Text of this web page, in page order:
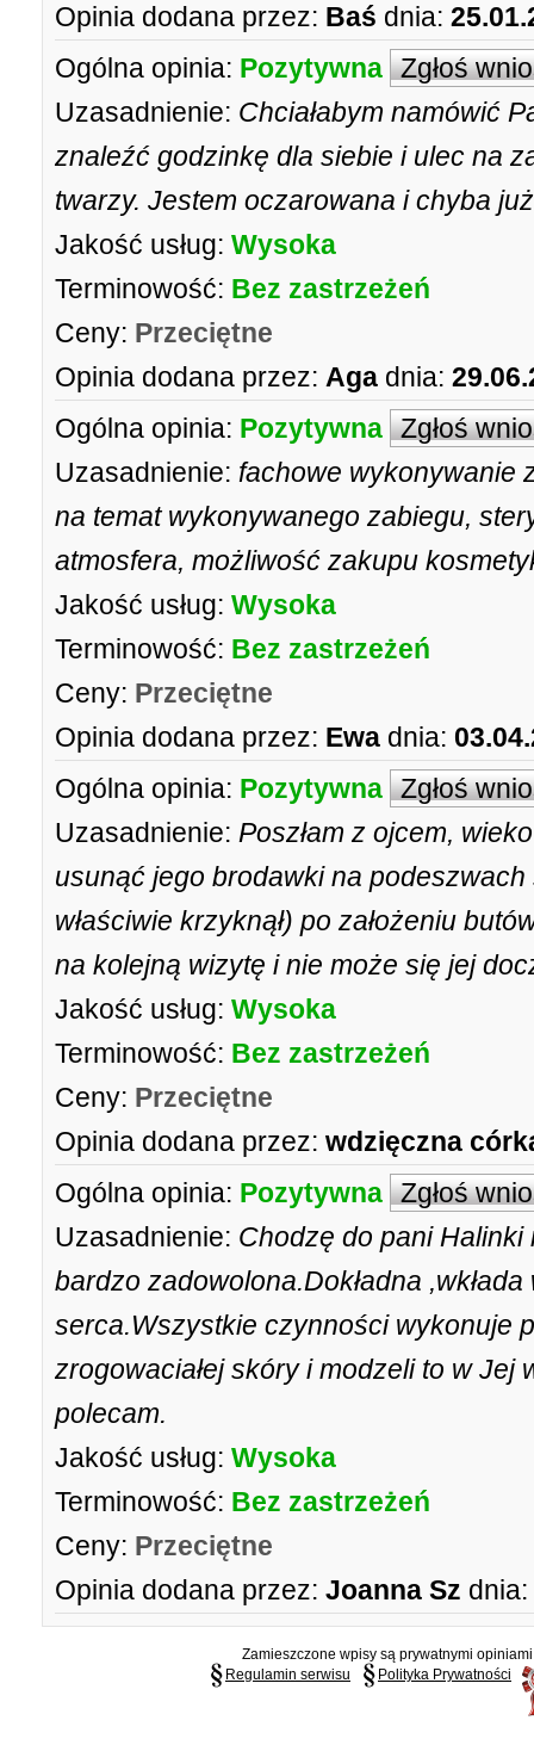
Opinia dodana przez: Baś dnia:
Ogólna opinia: Pozytywna Zgłoś
Uzasadnienie: Chciałabym namówić
znaleźć godzinkę dla siebie i ulec na
twarzy. Jestem oczarowana i chyba
Jakość usług: Wysoka
Terminowość: Bez zastrzeżeń
Ceny: Przeciętne
Opinia dodana przez: Aga dnia:
Ogólna opinia: Pozytywna Zgłoś
Uzasadnienie: fachowe wykonywanie
na temat wykonywanego zabiegu,
atmosfera, możliwość zakupu
Jakość usług: Wysoka
Terminowość: Bez zastrzeżeń
Ceny: Przeciętne
Opinia dodana przez: Ewa dnia:
Ogólna opinia: Pozytywna Zgłoś
Uzasadnienie: Poszłam z ojcem,
usunąć jego brodawki na
właściwie krzyknął) po założeniu
na kolejną wizytę i nie może się jej
Jakość usług: Wysoka
Terminowość: Bez zastrzeżeń
Ceny: Przeciętne
Opinia dodana przez: wdzięczna
Ogólna opinia: Pozytywna Zgłoś
Uzasadnienie: Chodzę do pani
bardzo zadowolona.Dokładna
serca.Wszystkie czynności wykonuje
zrogowaciałej skóry i modzeli to w
polecam.
Jakość usług: Wysoka
Terminowość: Bez zastrzeżeń
Ceny: Przeciętne
Opinia dodana przez: Joanna Sz dnia:
Zamieszczone wpisy są prywatnymi
Regulamin serwisu
Polityka Prywatności